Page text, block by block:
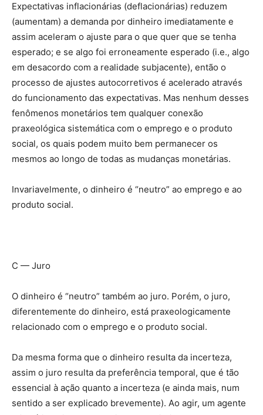
Expectativas inflacionárias (deflacionárias) reduzem
(aumentam) a demanda por dinheiro imediatamente e
assim aceleram o ajuste para o que quer que se tenha
esperado; e se algo foi erroneamente esperado (i.e., algo
em desacordo com a realidade subjacente), então o
processo de ajustes autocorretivos é acelerado através
do funcionamento das expectativas. Mas nenhum desses
fenômenos monetários tem qualquer conexão
praxeológica sistemática com o emprego e o produto
social, os quais podem muito bem permanecer os
mesmos ao longo de todas as mudanças monetárias.
Invariavelmente, o dinheiro é “neutro” ao emprego e ao
produto social.
C — Juro
O dinheiro é “neutro” também ao juro. Porém, o juro,
diferentemente do dinheiro, está praxeologicamente
relacionado com o emprego e o produto social.
Da mesma forma que o dinheiro resulta da incerteza,
assim o juro resulta da preferência temporal, que é tão
essencial à ação quanto a incerteza (e ainda mais, num
sentido a ser explicado brevemente). Ao agir, um agente